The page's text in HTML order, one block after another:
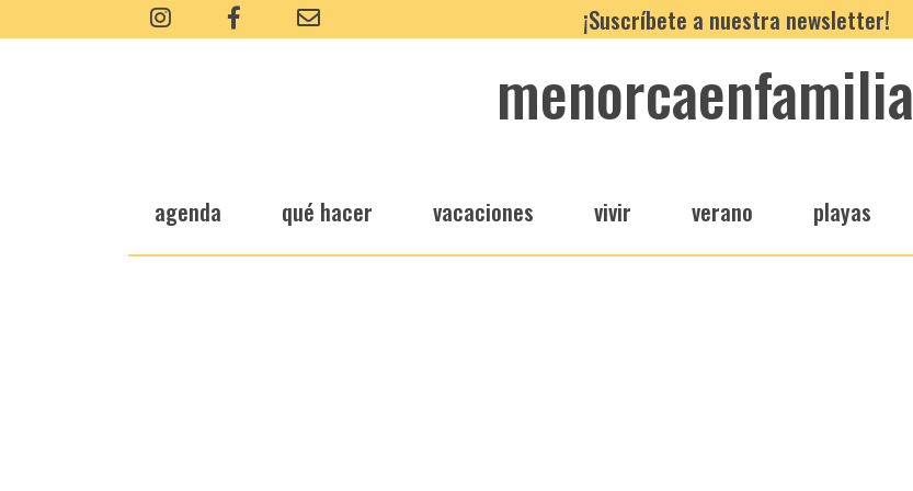
¡Suscríbete a nuestra newsletter!
menorcaenfamilia
agenda qué hacer vacaciones vivir verano playas